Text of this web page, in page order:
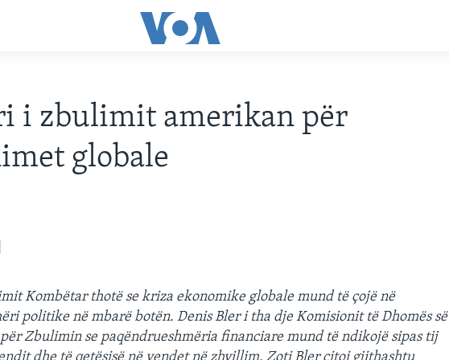
i zbulimit amerikan për
globale
Kombëtar thotë se kriza ekonomike globale mund të çojë në
politike në mbarë botën. Denis Bler i tha dje Komisionit të Dhomës së
për Zbulimin se paqëndrueshmëria financiare mund të ndikojë sipas tij